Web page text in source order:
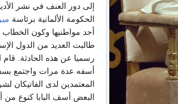
إلى دور العنف في نشر
الحكومة الألمانية برئاسة
أحد مواطنيها وكون الخطاب
طالبت العديد من الدول
رسميا عن هذه الحادثة. قام
أسفه عدة مرات واجتمع
المعتمدين لدى الفاتيكان
البعض أسف البابا كنوع من